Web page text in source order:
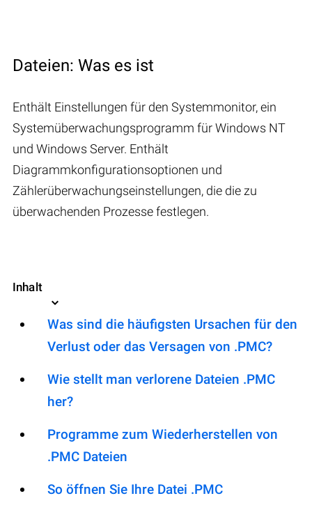
Dateien: Was es ist
Enthält Einstellungen für den Systemmonitor, ein
Systemüberwachungsprogramm für Windows NT
und Windows Server. Enthält
Diagrammkonfigurationsoptionen und
Zählerüberwachungseinstellungen, die die zu
überwachenden Prozesse festlegen.
Inhalt
Was sind die häufigsten Ursachen für den
Verlust oder das Versagen von .PMC?
Wie stellt man verlorene Dateien .PMC
her?
Programme zum Wiederherstellen von
.PMC Dateien
So öffnen Sie Ihre Datei .PMC